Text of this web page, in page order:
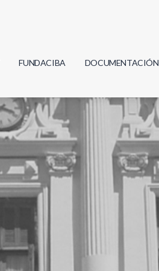
FUNDACIBA DOCUMENTACIÓN
Actas
Reglamentos
Documentos